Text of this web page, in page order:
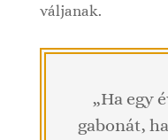
váljanak.
„Ha egy
gabonát,